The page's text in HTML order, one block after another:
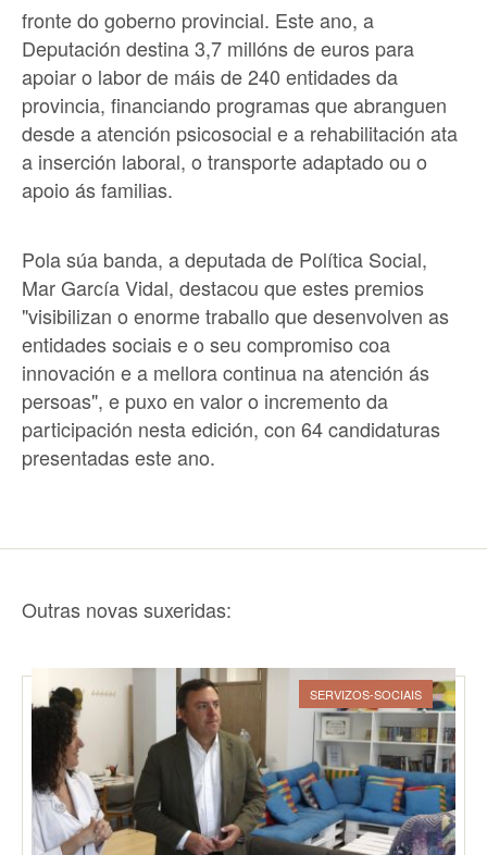
fronte do goberno provincial. Este ano, a
Deputación destina 3,7 millóns de euros para
apoiar o labor de máis de 240 entidades da
provincia, financiando programas que abranguen
desde a atención psicosocial e a rehabilitación ata
a inserción laboral, o transporte adaptado ou o
apoio ás familias.
Pola súa banda, a deputada de Política Social,
Mar García Vidal, destacou que estes premios
"visibilizan o enorme traballo que desenvolven as
entidades sociais e o seu compromiso coa
innovación e a mellora continua na atención ás
persoas", e puxo en valor o incremento da
participación nesta edición, con 64 candidaturas
presentadas este ano.
Outras novas suxeridas:
SERVIZOS-SOCIAIS